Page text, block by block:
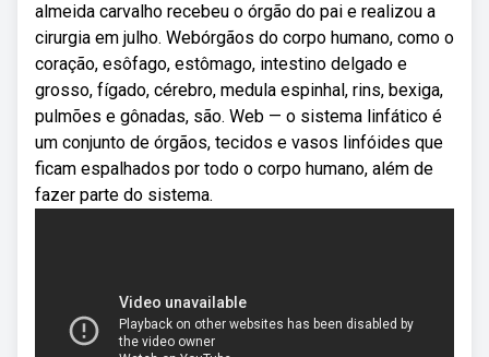
almeida carvalho recebeu o órgão do pai e realizou a
cirurgia em julho. Webórgãos do corpo humano, como o
coração, esôfago, estômago, intestino delgado e
grosso, fígado, cérebro, medula espinhal, rins, bexiga,
pulmões e gônadas, são. Web — o sistema linfático é
um conjunto de órgãos, tecidos e vasos linfóides que
ficam espalhados por todo o corpo humano, além de
fazer parte do sistema.